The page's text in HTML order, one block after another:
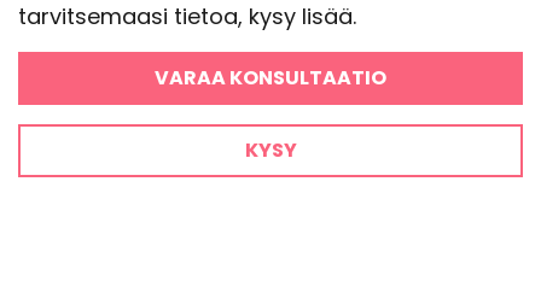
tarvitsemaasi tietoa, kysy lisää.
VARAA KONSULTAATIO
KYSY